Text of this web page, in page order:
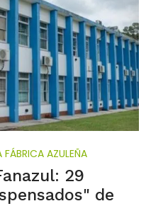
FÁBRICA AZULEÑA
29
de